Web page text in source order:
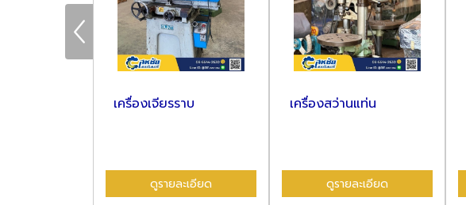
เครื่องเจียรราบ
ดูรายละเอียด
เครื่องสว่านแท่น
ดูรายละเอียด